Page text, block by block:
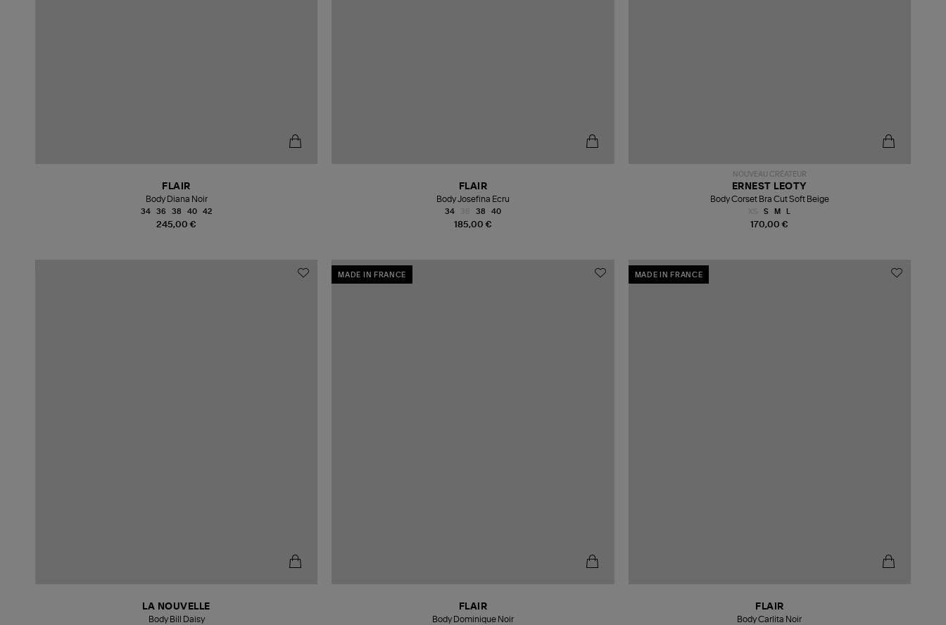
245,00 €
FLAIR
Body Diana Noir
34 36 38 40 42
185,00 €
FLAIR
Body Josefina Ecru
34 38 40
NOUVEAU CRÉATEUR
170,00 €
ERNEST LEOTY
Body Corset Bra Cut Soft Beige
S M
LA NOUVELLE
Body Bill Daisy
MADE IN FRANCE
FLAIR
Body Dominique Noir
MADE IN FRANCE
FLAIR
Body Carlita Noir